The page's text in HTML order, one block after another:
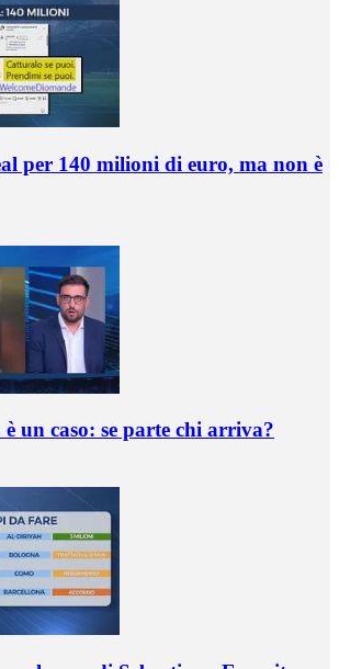
per 140 milioni di euro, ma non è
un caso: se parte chi arriva?